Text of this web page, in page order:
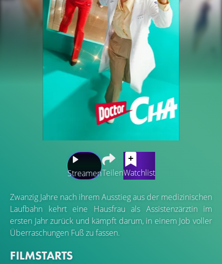
StreamenTeilenWatchlist
Zwanzig Jahre nach ihrem Ausstieg aus der medizinischen
Laufbahn kehrt eine Hausfrau als Assistenzärztin im
ersten Jahr zurück und kämpft darum, in einem Job voller
Überraschungen Fuß zu fassen.
FILMSTARTS